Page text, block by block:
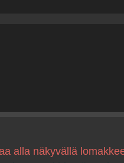
alla näkyvällä